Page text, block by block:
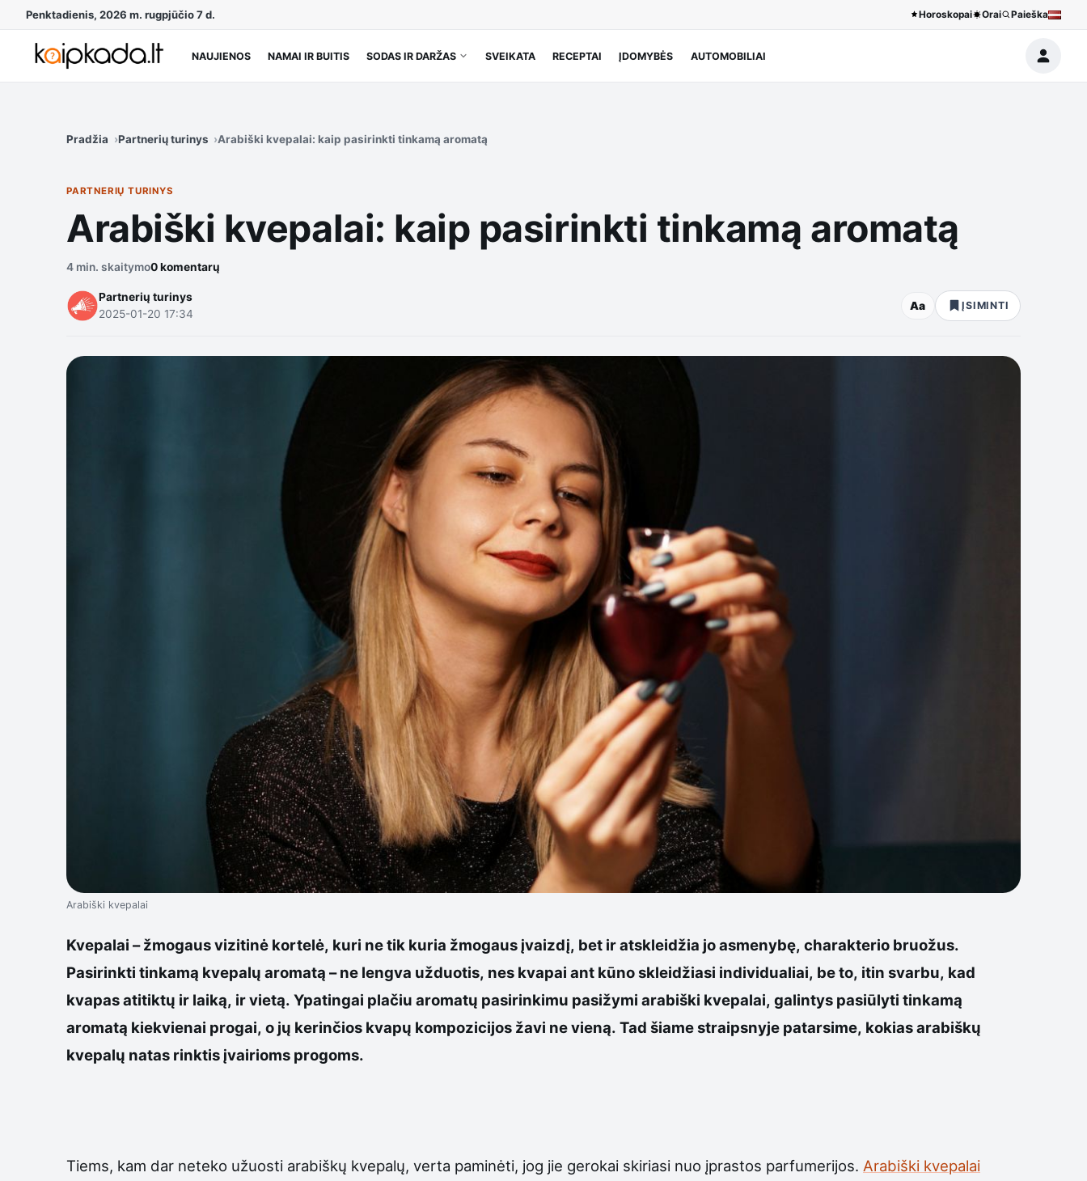
Penktadienis, 2026 m. rugpjūčio 7 d. Horoskopai Orai Paieška
NAUJIENOS NAMAI IR BUITIS SODAS IR DARŽAS SVEIKATA RECEPTAI ĮDOMYBĖS AUTOMOBILIAI
Pradžia Partnerių turinys Arabiški kvepalai: kaip pasirinkti tinkamą aromatą
PARTNERIŲ TURINYS
Arabiški kvepalai: kaip pasirinkti tinkamą aromatą
4 min. skaitymo0 komentarų
Partnerių turinys
2025-01-20 17:34
Aa ĮSIMINTI
Arabiški kvepalai
Kvepalai – žmogaus vizitinė kortelė, kuri ne tik kuria žmogaus įvaizdį, bet ir atskleidžia jo asmenybę, charakterio bruožus.
Pasirinkti tinkamą kvepalų aromatą – ne lengva užduotis, nes kvapai ant kūno skleidžiasi individualiai, be to, itin svarbu, kad
kvapas atitiktų ir laiką, ir vietą. Ypatingai plačiu aromatų pasirinkimu pasižymi arabiški kvepalai, galintys pasiūlyti tinkamą
aromatą kiekvienai progai, o jų kerinčios kvapų kompozicijos žavi ne vieną. Tad šiame straipsnyje patarsime, kokias arabiškų
kvepalų natas rinktis įvairioms progoms.
Tiems, kam dar neteko užuosti arabiškų kvepalų, verta paminėti, jog jie gerokai skiriasi nuo įprastos parfumerijos. Arabiški kvepalai